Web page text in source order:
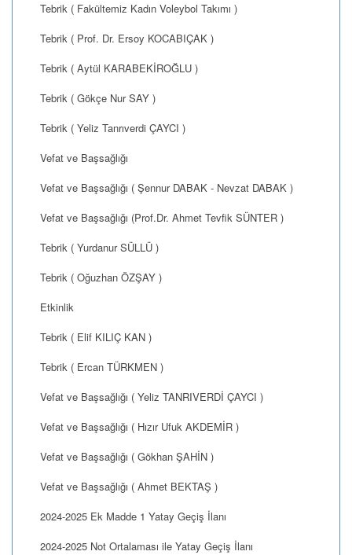
Tebrik ( Fakültemiz Kadın Voleybol Takımı )
Tebrik ( Prof. Dr. Ersoy KOCABIÇAK )
Tebrik ( Aytül KARABEKİROĞLU )
Tebrik ( Gökçe Nur SAY )
Tebrik ( Yeliz Tanrıverdi ÇAYCI )
Vefat ve Başsağlığı
Vefat ve Başsağlığı ( Şennur DABAK - Nevzat DABAK )
Vefat ve Başsağlığı (Prof.Dr. Ahmet Tevfik SÜNTER )
Tebrik ( Yurdanur SÜLLÜ )
Tebrik ( Oğuzhan ÖZŞAY )
Etkinlik
Tebrik ( Elif KILIÇ KAN )
Tebrik ( Ercan TÜRKMEN )
Vefat ve Başsağlığı ( Yeliz TANRIVERDİ ÇAYCI )
Vefat ve Başsağlığı ( Hızır Ufuk AKDEMİR )
Vefat ve Başsağlığı ( Gökhan ŞAHİN )
Vefat ve Başsağlığı ( Ahmet BEKTAŞ )
2024-2025 Ek Madde 1 Yatay Geçiş İlanı
2024-2025 Not Ortalaması ile Yatay Geçiş İlanı